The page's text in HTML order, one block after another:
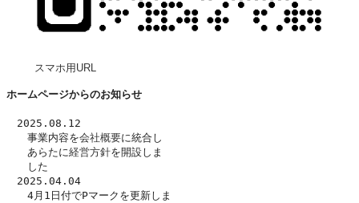
スマホ用URL
ホームページからのお知らせ
2025.08.12
事業内容を会社概要に統合し
あらたに経営方針を開設しま
した
2025.04.04
4月1日付でPマークを更新しま